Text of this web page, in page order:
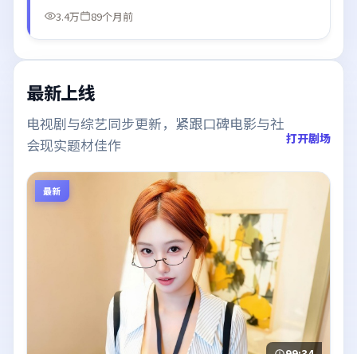
3.4万
89个月前
最新上线
电视剧与综艺同步更新，紧跟口碑电影与社
会现实题材佳作
打开剧场
最新